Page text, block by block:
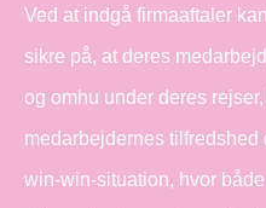
Ved at indgå firmaaftaler
sikre på, at deres
og omhu under deres
medarbejdernes tilfredshed
win-win-situation, hvor